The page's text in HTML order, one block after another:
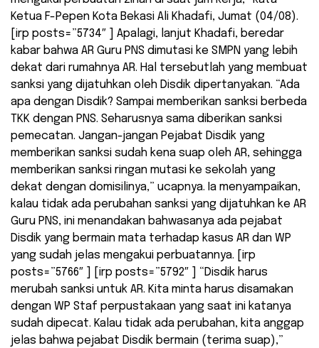
Ketua F-Pepen Kota Bekasi Ali Khadafi, Jumat (04/08).
[irp posts=”5734″ ] Apalagi, lanjut Khadafi, beredar
kabar bahwa AR Guru PNS dimutasi ke SMPN yang lebih
dekat dari rumahnya AR. Hal tersebutlah yang membuat
sanksi yang dijatuhkan oleh Disdik dipertanyakan. “Ada
apa dengan Disdik? Sampai memberikan sanksi berbeda
TKK dengan PNS. Seharusnya sama diberikan sanksi
pemecatan. Jangan-jangan Pejabat Disdik yang
memberikan sanksi sudah kena suap oleh AR, sehingga
memberikan sanksi ringan mutasi ke sekolah yang
dekat dengan domisilinya,” ucapnya. Ia menyampaikan,
kalau tidak ada perubahan sanksi yang dijatuhkan ke AR
Guru PNS, ini menandakan bahwasanya ada pejabat
Disdik yang bermain mata terhadap kasus AR dan WP
yang sudah jelas mengakui perbuatannya. [irp
posts=”5766″ ] [irp posts=”5792″ ] “Disdik harus
merubah sanksi untuk AR. Kita minta harus disamakan
dengan WP Staf perpustakaan yang saat ini katanya
sudah dipecat. Kalau tidak ada perubahan, kita anggap
jelas bahwa pejabat Disdik bermain (terima suap),”